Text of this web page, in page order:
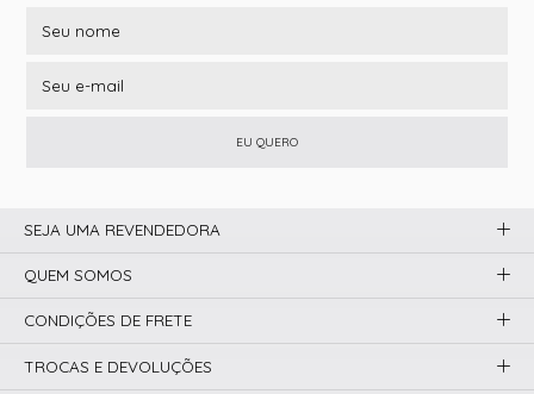
EU QUERO
SEJA UMA REVENDEDORA
QUEM SOMOS
CONDIÇÕES DE FRETE
TROCAS E DEVOLUÇÕES